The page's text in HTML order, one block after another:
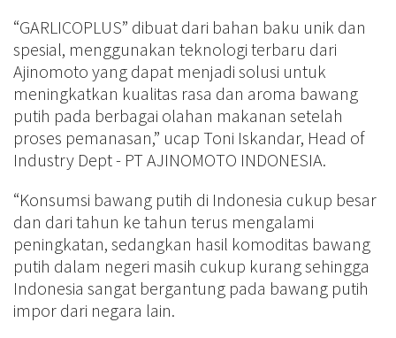
“GARLICOPLUS” dibuat dari bahan baku unik dan
spesial, menggunakan teknologi terbaru dari
Ajinomoto yang dapat menjadi solusi untuk
meningkatkan kualitas rasa dan aroma bawang
putih pada berbagai olahan makanan setelah
proses pemanasan,” ucap Toni Iskandar, Head of
Industry Dept - PT AJINOMOTO INDONESIA.
“Konsumsi bawang putih di Indonesia cukup besar
dan dari tahun ke tahun terus mengalami
peningkatan, sedangkan hasil komoditas bawang
putih dalam negeri masih cukup kurang sehingga
Indonesia sangat bergantung pada bawang putih
impor dari negara lain.